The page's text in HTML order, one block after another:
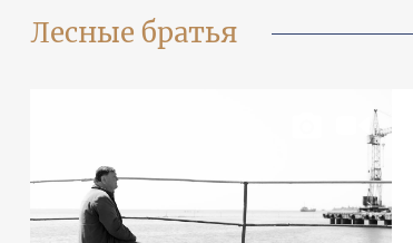
Лесные братья